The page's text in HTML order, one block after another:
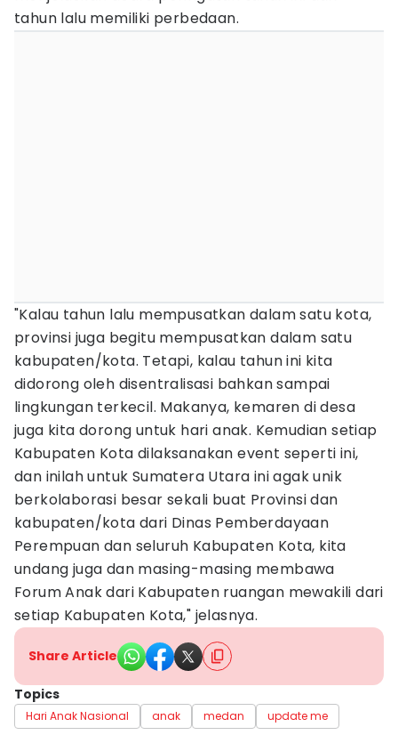
tahun lalu memiliki perbedaan.
"Kalau tahun lalu mempusatkan dalam satu kota,
provinsi juga begitu mempusatkan dalam satu
kabupaten/kota. Tetapi, kalau tahun ini kita
didorong oleh disentralisasi bahkan sampai
lingkungan terkecil. Makanya, kemaren di desa
juga kita dorong untuk hari anak. Kemudian setiap
Kabupaten Kota dilaksanakan event seperti ini,
dan inilah untuk Sumatera Utara ini agak unik
berkolaborasi besar sekali buat Provinsi dan
kabupaten/kota dari Dinas Pemberdayaan
Perempuan dan seluruh Kabupaten Kota, kita
undang juga dan masing-masing membawa
Forum Anak dari Kabupaten ruangan mewakili dari
setiap Kabupaten Kota," jelasnya.
Share Article
Topics
Hari Anak Nasional anak medan update me